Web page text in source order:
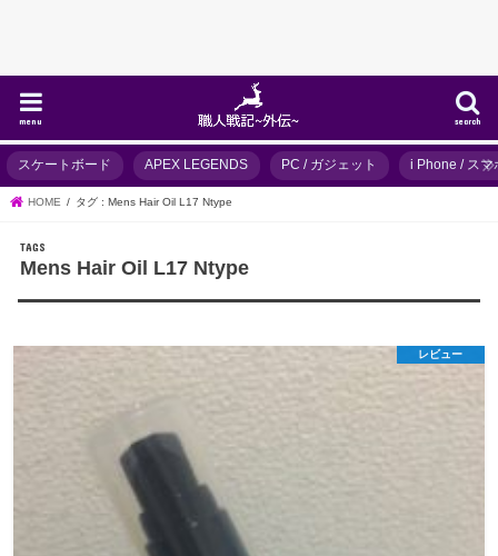
search
menu
スケートボード APEX LEGENDS PC / ガジェット i Phone / スマ
HOME タグ : Mens Hair Oil L17 Ntype
Mens Hair Oil L17 Ntype
レビュー